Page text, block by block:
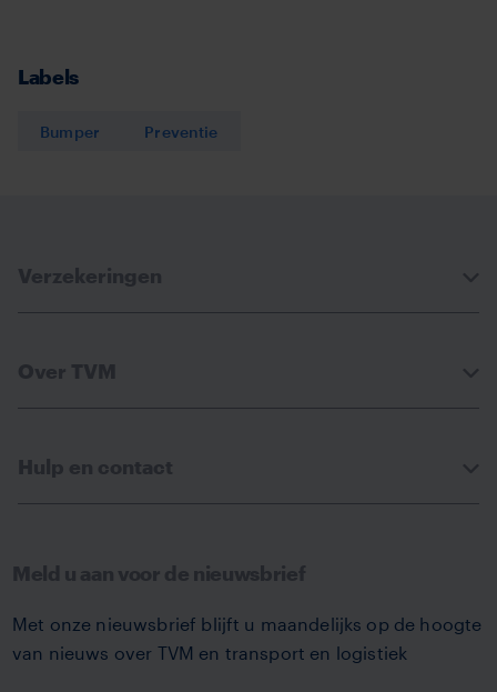
Labels
Bumper Preventie
Verzekeringen
Over TVM
Hulp en contact
Meld u aan voor de nieuwsbrief
Met onze nieuwsbrief blijft u maandelijks op de hoogte
van nieuws over TVM en transport en logistiek